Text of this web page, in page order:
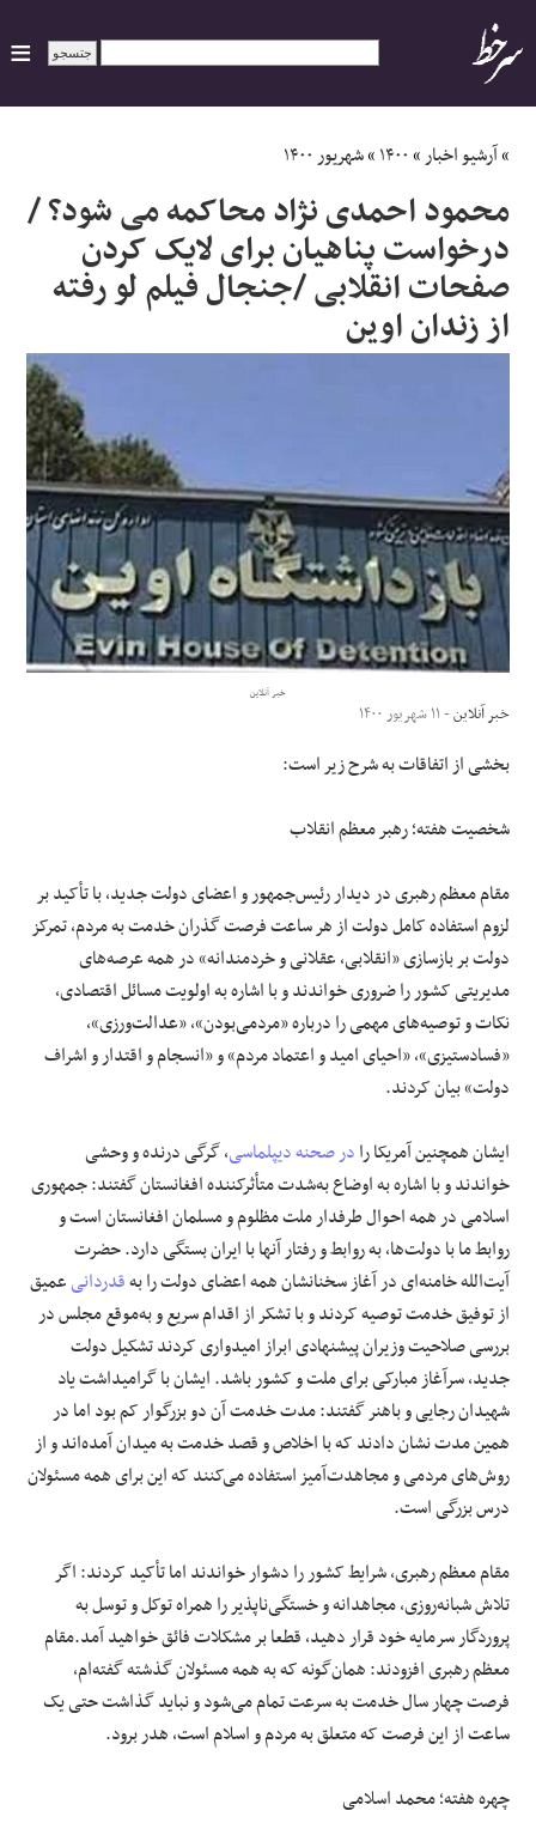
ایران
سیاسی
اقتصاد
ورزشی
اجتماعی
حوادث
علوم و فن آوری
فرهنگی و هنری
مقالات
»آرشیو اخبار»۱۴۰۰»شهریور ۱۴۰۰
محمود احمدی نژاد محاکمه می شود؟ /
درخواست پناهیان برای لایک کردن
صفحات انقلابی /جنجال فیلم لو رفته
از زندان اوین
خبر آنلاین
خبر آنلاین- ۱۱ شهریور ۱۴۰۰
بخشی از اتفاقات به شرح زیر است:
شخصیت هفته؛ رهبر معظم انقلاب
مقام معظم رهبری در دیدار رئیس‌جمهور و اعضای دولت جدید، با تأکید بر
لزوم استفاده کامل دولت از هر ساعت فرصت‌ گذران خدمت به مردم، تمرکز
دولت بر بازسازی «انقلابی، عقلانی و خردمندانه» در همه عرصه‌های
مدیریتی کشور را ضروری خواندند و با اشاره به اولویت مسائل اقتصادی،
نکات و توصیه‌های مهمی را درباره «مردمی‌بودن»، «عدالت‌ورزی»‌،
«فسادستیزی»، «احیای امید و اعتماد مردم» و «انسجام و اقتدار و اشراف
دولت» بیان کردند.
ایشان همچنین آمریکا رادر صحنهدیپلماسی، گرگی درنده و وحشی
خواندند و با اشاره به اوضاع به‌شدت متأثرکننده افغانستان گفتند: جمهوری
اسلامی در همه احوال طرفدار ملت مظلوم و مسلمان افغانستان است و
روابط ما با دولت‌ها، به روابط و رفتار آنها با ایران بستگی دارد. حضرت
آیت‌الله خامنه‌ای در آغاز سخنانشان همه اعضای دولت را بهقدردانیعمیق
از توفیق خدمت توصیه کردند و با تشکر از اقدام سریع و به‌موقع مجلس در
بررسی صلاحیت وزیران پیشنهادی ابراز امیدواری کردند تشکیل دولت
جدید، سرآغاز مبارکی برای ملت و کشور باشد. ایشان با گرامیداشت یاد
شهیدان رجایی و باهنر گفتند: مدت خدمت آن دو بزرگوار کم بود اما در
همین مدت نشان دادند که با اخلاص و قصد خدمت به میدان آمده‌اند و از
روش‌های مردمی و مجاهدت‌آمیز استفاده می‌کنند که این برای همه مسئولان
درس بزرگی است.
مقام معظم رهبری، شرایط کشور را دشوار خواندند اما تأکید کردند: اگر
تلاش شبانه‌روزی، مجاهدانه و خستگی‌ناپذیر را همراه توکل و توسل به
پروردگار سرمایه خود قرار دهید، قطعا بر مشکلات فائق خواهید آمد.مقام
معظم رهبری افزودند: همان‌گونه که به همه مسئولان گذشته گفته‌ام،
فرصت چهار سال خدمت به سرعت تمام می‌شود و نباید گذاشت حتی یک
ساعت از این فرصت که متعلق به مردم و اسلام است، هدر برود.
چهره هفته؛ محمد اسلامی